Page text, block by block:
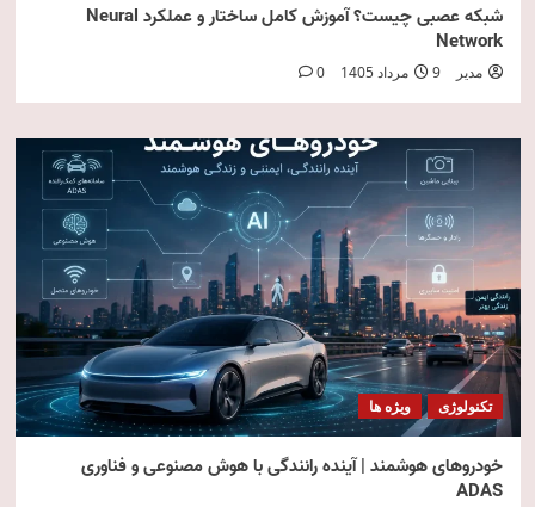
شبکه عصبی چیست؟ آموزش کامل ساختار و عملکرد Neural
Network
مدیر 9 مرداد 1405 0
تکنولوژی ویژه ها
خودروهای هوشمند | آینده رانندگی با هوش مصنوعی و فناوری
ADAS